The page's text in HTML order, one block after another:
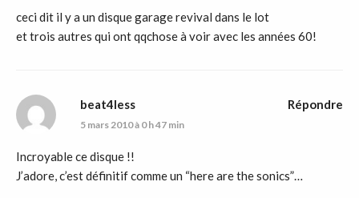
ceci dit il y a un disque garage revival dans le lot
et trois autres qui ont qqchose à voir avec les années 60!
beat4less
5 mars 2010 à 0 h 47 min
Incroyable ce disque !!
J’adore, c’est définitif comme un “here are the sonics”…
Répondre